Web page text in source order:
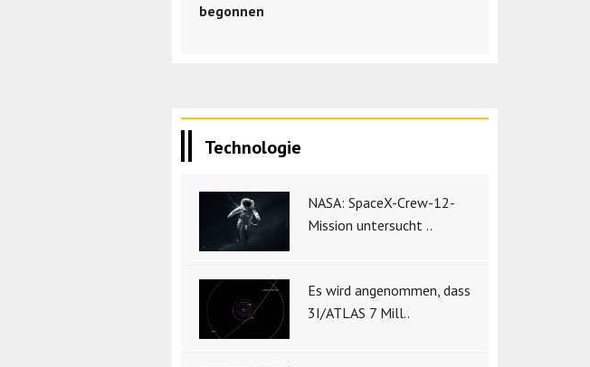
begonnen
Technologie
NASA: SpaceX-Crew-12-
Mission untersucht ..
Es wird angenommen, dass
3I/ATLAS 7 Mill..